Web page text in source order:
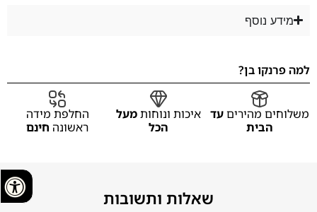
מידע נוסף
למה פרנקו בן?
משלוחים מהיריםעד
הבית
איכות ונוחותמעל
הכל
החלפת מידה
ראשונה חינם
שאלות ותשובות